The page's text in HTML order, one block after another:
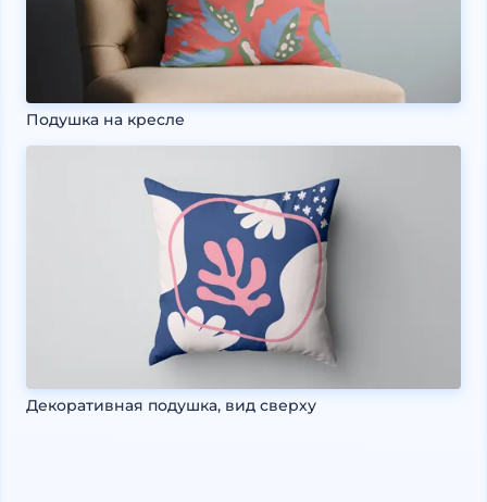
Подушка на кресле
Декоративная подушка, вид сверху